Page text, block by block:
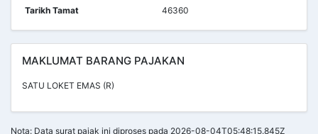
Tarikh Tamat
46360
MAKLUMAT BARANG PAJAKAN
SATU LOKET EMAS (R)
Nota: Data surat pajak ini diproses pada 2026-08-04T05:48:15.845Z